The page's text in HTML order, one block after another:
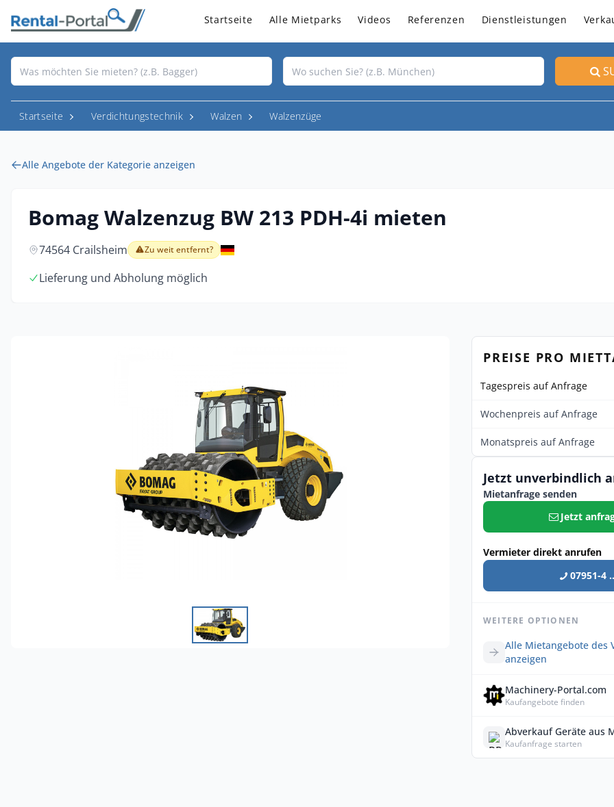
Startseite Alle Mietparks Videos Referenzen Dienstleistungen
Startseite Verdichtungstechnik Walzen Walzenzüge
Alle Angebote der Kategorie anzeigen
Bomag Walzenzug BW 213 PDH-4i mieten
74564 Crailsheim Zu weit entfernt?
Lieferung und Abholung möglich
PREISE PRO
Tagespreis auf Anfrage
Wochenpreis auf Anfrage
Monatspreis auf Anfrage
Jetzt unverbindlich
Mietanfrage senden
Jetzt
Vermieter direkt anrufen
07951-4
WEITERE OPTIONEN
Alle Mietangebote des
anzeigen
Machinery-Portal.com
Kaufangebote finden
Abverkauf Geräte aus
Kaufanfrage starten